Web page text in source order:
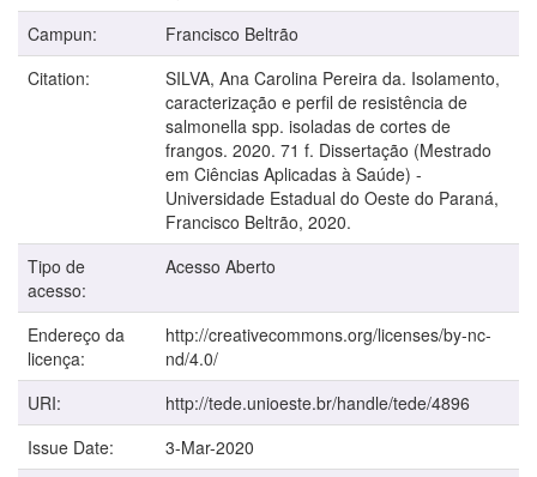
Campun:
Francisco Beltrão
Citation:
SILVA, Ana Carolina Pereira da. Isolamento,
caracterização e perfil de resistência de
salmonella spp. isoladas de cortes de
frangos. 2020. 71 f. Dissertação (Mestrado
em Ciências Aplicadas à Saúde) -
Universidade Estadual do Oeste do Paraná,
Francisco Beltrão, 2020.
Tipo de
acesso:
Acesso Aberto
Endereço da
licença:
http://creativecommons.org/licenses/by-nc-
nd/4.0/
URI:
http://tede.unioeste.br/handle/tede/4896
Issue Date:
3-Mar-2020